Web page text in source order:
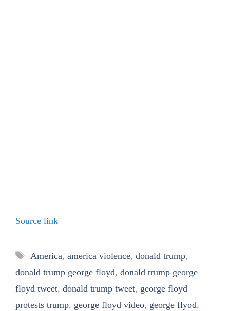
Source link
Tags
America, america violence, donald trump,
donald trump george floyd, donald trump george
floyd tweet, donald trump tweet, george floyd
protests trump, george floyd video, george flyod,